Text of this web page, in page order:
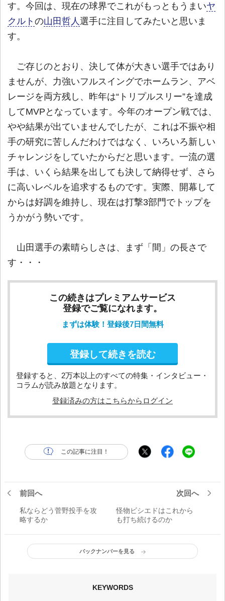
す。今回は、現在の球界でこれがもっともうまいヤ
クルト の山田哲人 選手に注目してみたいと思いま
す。
ご存じのとおり、決して体が大きい選手ではあり
ませんが、力強いフルスイングでホームラン、アベ
レージを両方残し、昨年は“トリプルスリー”を達成
してMVPとなっています。今年のオープン戦では、
やや結果が出ていませんでしたが、これは不振や相
手の研究に苦しんだわけではなく、いろいろ新しい
チャレンジをしていたからだと思います。一流の選
手は、いくら結果を出しても決して納得せず、さら
に高いレベルを追求するものです。実際、開幕して
からは好調を維持し、現在は打撃3部門でトップを
うかがう勢いです。
山田選手の素晴らしさは、まず「間」の長さで
す・・・
この続きはプレミアムサービス
登録でご覧になれます。
まずは体験！登録後7日間無料
登録して続きを読む
登録すると、2万本以上のすべての特集・インタビュー・
コラムが読み放題となります。
登録済みの方はこちらからログイン
この記事に注目！
前回へ
私ならどう菅野投手を攻
略するか
次回へ
怪物ビシエドはこれから
も打ち続けるのか
バックナンバーを見る
KEYWORDS